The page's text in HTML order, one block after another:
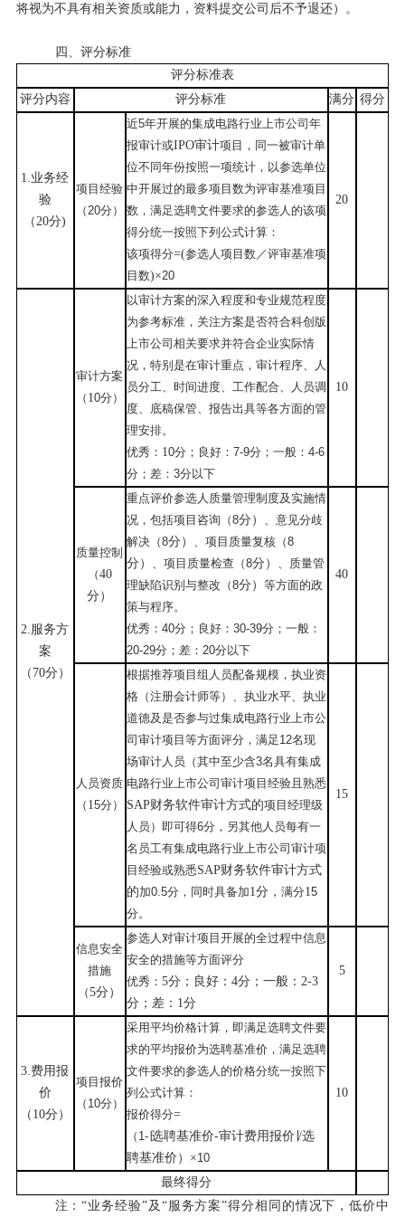
将视为不具有相关资质或能力，资料提交公司后不予退还）。
四、评分标准
评分标准表
评分内容
评分标准 满分 得分
1.业务经
验
（20分)
项目经验
（20分）
近5年开展的集成电路行业上市公司年
报审计或IPO审计项目 ，同一被审计单
位不同年份按照一项统计，以参选单位
中开展过的最多项目数为评审基准项目
数，满足选聘文件要求的参选人的该项
得分统一按照下列公式计算：
该项得分=(参选人项目数／评审基准项
目数)×20
20
2.服务方
案
（ 70分）
审计方案
（ 10分）
以审计方案的深入程度和专业规范程度
为参考标准，关注方案是否符合科创版
上市公司相关要求并符合企业实际情
况，特别是在审计重点，审计程序、人
员分工、时间进度、工作配合、人员调
度、底稿保管、报告出具等各方面的管
理安排。
优秀： 10分；良好：7-9分；一般：4-6
分；差：3分 以下
10
质量控制
（40
分）
重点评价参选人 质量管理制度及实施情
况，包括项目咨询 （8分） 、意见分歧
解决 （8分） 、项目质量复核 （8
分） 、项目质量检查 （8分） 、质量管
理缺陷识别与整改 （8分）等方面的政
策与程序。
优秀：40分；良好：30-39分；一般：
20-29分；差：20分 以下
40
人员资质
（ 15分）
根据推荐项目组人员配备规模，执业资
格（注册会计师等）、执业水平、执业
道德及是否参与过集成电路行业上市公
司审计项目等方面评分，满足 12名现
场审计人员（其中至少含3名具有集成
电路行业上市公司审计项目经验且熟悉
SAP财务软件审计方式的项目经理级
人员）即可得6分，另其他人员每有一
名员工有集成电路行业上市公司审计项
目经验或熟悉SAP财务软件审计方式
的加0.5分， 同时具备加1分，满分15
分。
15
信息安全
措施
（5分）
参选人对审计项目开展的全过程中信息
安全的措施等方面评分
优秀：5分；良好：4分；一般：2-3
分；差： 1分
5
3.费用报
价
（ 10分）
项目报价
（ 10分）
采用平均价格计算，即满足选聘文件要
求的平均报价为选聘基准价，满足选聘
文件要求的参选人的价格分统一按照下
列公式计算：
报价得分=
（ 1-∣选聘基准价-审计费用报价 ∣/选
聘基准价） ×10
10
最终得分
注：“业务经验”及 “服务方案”得分相同的情况下，低价中